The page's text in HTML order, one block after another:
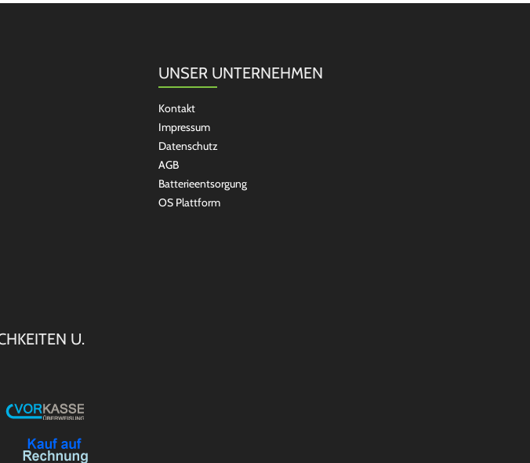
UNSER UNTERNEHMEN
Kontakt
Impressum
Datenschutz
AGB
Batterieentsorgung
OS Plattform
U.